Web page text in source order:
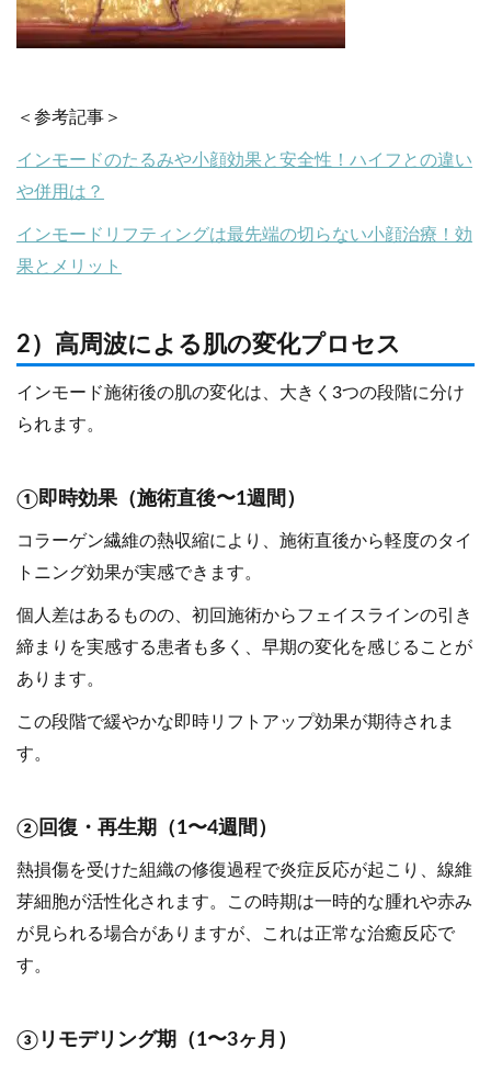
＜参考記事＞
インモードのたるみや小顔効果と安全性！ハイフとの違い
や併用は？
インモードリフティングは最先端の切らない小顔治療！効
果とメリット
2）高周波による肌の変化プロセス
インモード施術後の肌の変化は、大きく3つの段階に分け
られます。
①即時効果（施術直後〜1週間）
コラーゲン繊維の熱収縮により、施術直後から軽度のタイ
トニング効果が実感できます。
個人差はあるものの、初回施術からフェイスラインの引き
締まりを実感する患者も多く、早期の変化を感じることが
あります。
この段階で緩やかな即時リフトアップ効果が期待されま
す。
②回復・再生期（1〜4週間）
熱損傷を受けた組織の修復過程で炎症反応が起こり、線維
芽細胞が活性化されます。この時期は一時的な腫れや赤み
が見られる場合がありますが、これは正常な治癒反応で
す。
③リモデリング期（1〜3ヶ月）